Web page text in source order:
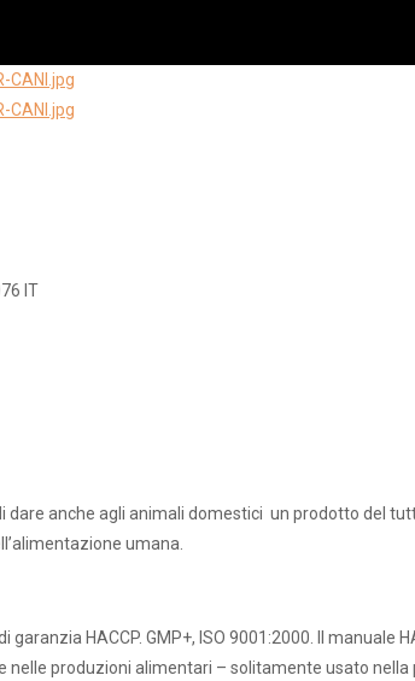
IT
dare anche agli animali domestici un prodotto del
umana.
HACCP. GMP+, ISO 9001:2000. Il manuale
nelle produzioni alimentari – solitamente usato nella